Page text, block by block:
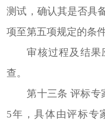
测试，确认其是否具
项至第五项规定的条件
审核过程及结果
查。
第十三条 评标专
5年，具体由评标专